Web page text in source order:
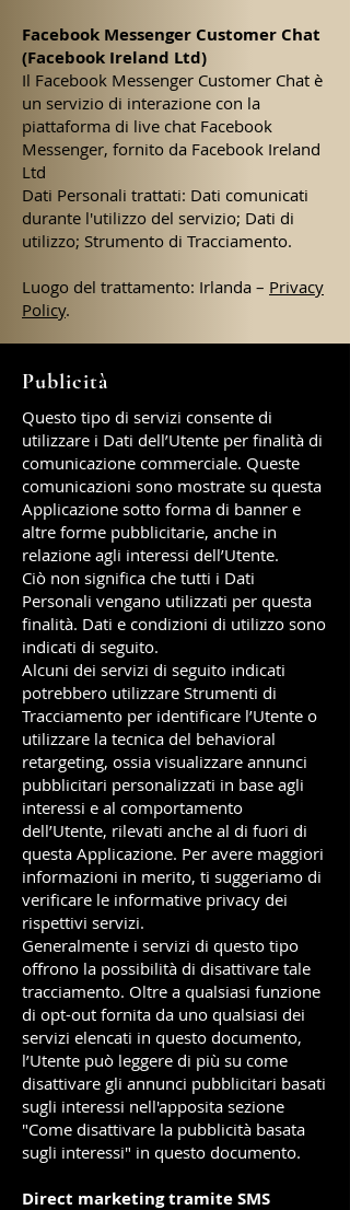
Facebook Messenger Customer Chat
(Facebook Ireland Ltd)
Il Facebook Messenger Customer Chat è
un servizio di interazione con la
piattaforma di live chat Facebook
Messenger, fornito da Facebook Ireland
Ltd
Dati Personali trattati: Dati comunicati
durante l'utilizzo del servizio; Dati di
utilizzo; Strumento di Tracciamento.
Luogo del trattamento: Irlanda – Privacy
Policy.
Publicità
Questo tipo di servizi consente di
utilizzare i Dati dell’Utente per finalità di
comunicazione commerciale. Queste
comunicazioni sono mostrate su questa
Applicazione sotto forma di banner e
altre forme pubblicitarie, anche in
relazione agli interessi dell’Utente.
Ciò non significa che tutti i Dati
Personali vengano utilizzati per questa
finalità. Dati e condizioni di utilizzo sono
indicati di seguito.
Alcuni dei servizi di seguito indicati
potrebbero utilizzare Strumenti di
Tracciamento per identificare l’Utente o
utilizzare la tecnica del behavioral
retargeting, ossia visualizzare annunci
pubblicitari personalizzati in base agli
interessi e al comportamento
dell’Utente, rilevati anche al di fuori di
questa Applicazione. Per avere maggiori
informazioni in merito, ti suggeriamo di
verificare le informative privacy dei
rispettivi servizi.
Generalmente i servizi di questo tipo
offrono la possibilità di disattivare tale
tracciamento. Oltre a qualsiasi funzione
di opt-out fornita da uno qualsiasi dei
servizi elencati in questo documento,
l’Utente può leggere di più su come
disattivare gli annunci pubblicitari basati
sugli interessi nell'apposita sezione
"Come disattivare la pubblicità basata
sugli interessi" in questo documento.
Direct marketing tramite SMS